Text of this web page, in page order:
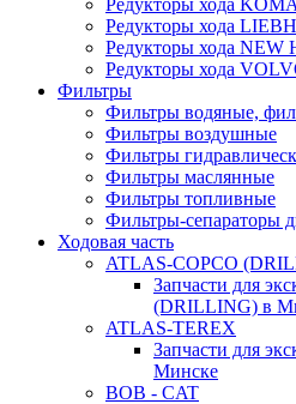
Редукторы хода
Редукторы хода
Редукторы хода
Редукторы хода
Фильтры
Фильтры водяные,
Фильтры воздушные
Фильтры
Фильтры маслянные
Фильтры топливные
Фильтры-сепараторы
Ходовая часть
ATLAS-COPCO
Запчасти для
(DRILLING) в
ATLAS-TEREX
Запчасти для
Минске
BOB - CAT